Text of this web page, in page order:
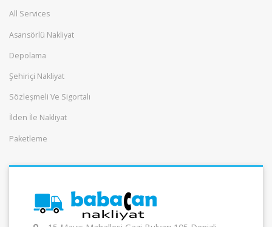
All Services
Asansörlü Nakliyat
Depolama
Şehiriçi Nakliyat
Sözleşmeli Ve Sigortalı
İlden İle Nakliyat
Paketleme